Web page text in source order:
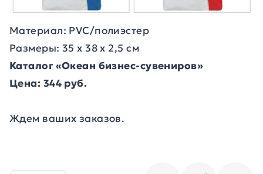
Материал: PVC/полиэстер
Размеры: 35 х 38 х 2,5 см
Каталог «Океан бизнес-сувениров»
Цена: 344 руб.
Ждем ваших заказов.